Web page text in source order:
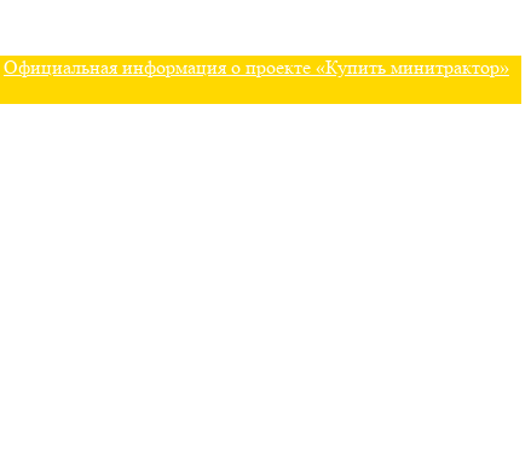
Официальная информация о проекте «Купить минитрактор»